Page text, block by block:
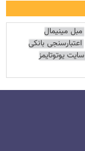
مبل مینیمال
اعتبارسنجی بانکی
سایت یوتوتایمز